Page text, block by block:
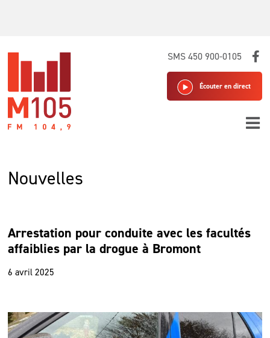
SMS 450 900-0105
Écouter en direct
Nouvelles
Arrestation pour conduite avec les facultés
affaiblies par la drogue à Bromont
6 avril 2025